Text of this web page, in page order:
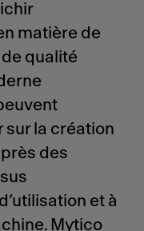
matière de
qualité
la création
des
et à
Mytico